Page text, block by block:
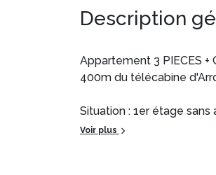
Description
Appartement 3 PIECES
400m du télécabine
Situation : 1er étage
Composition de
Voir plus